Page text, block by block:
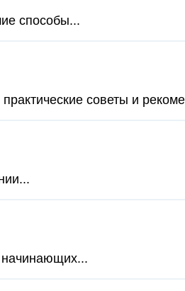
способы...
советы и
начинающих...